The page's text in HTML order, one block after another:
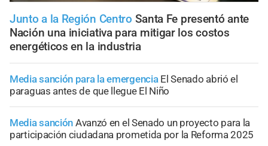
Junto a la Región Centro Santa Fe presentó ante
Nación una iniciativa para mitigar los costos
energéticos en la industria
Media sanción para la emergencia El Senado abrió el
paraguas antes de que llegue El Niño
Media sanción Avanzó en el Senado un proyecto para la
participación ciudadana prometida por la Reforma 2025